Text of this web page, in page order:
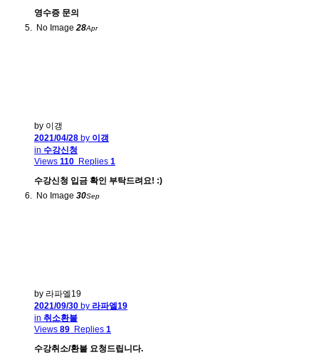
영수증 문의
No Image 28Apr
by 이갱
2021/04/28 by 이갱
in 수강신청
Views 110 Replies 1
수강신청 입금 확인 부탁드려요! :)
No Image 30Sep
by 라파엘19
2021/09/30 by 라파엘19
in 취소환불
Views 89 Replies 1
수강취소/환불 요청드립니다.